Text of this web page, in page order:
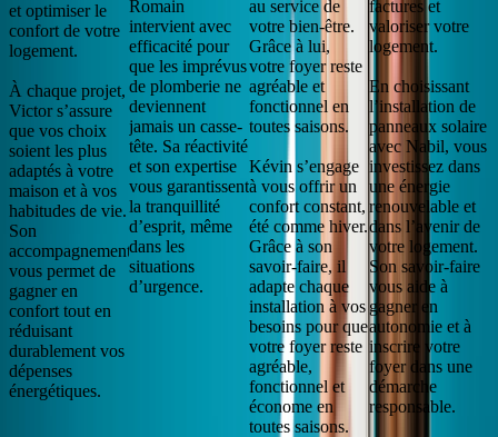
et optimiser le
confort de votre
logement.
À chaque projet,
Victor s’assure
que vos choix
soient les plus
adaptés à votre
maison et à vos
habitudes de vie.
Son
accompagnement
vous permet de
gagner en
confort tout en
réduisant
durablement vos
dépenses
énergétiques.
Romain
intervient avec
efficacité pour
que les imprévus
de plomberie ne
deviennent
jamais un casse-
tête. Sa réactivité
et son expertise
vous garantissent
la tranquillité
d’esprit, même
dans les
situations
d’urgence.
au service de
votre bien-être.
Grâce à lui,
votre foyer reste
agréable et
fonctionnel en
toutes saisons.
Kévin s’engage
à vous offrir un
confort constant,
été comme hiver.
Grâce à son
savoir-faire, il
adapte chaque
installation à vos
besoins pour que
votre foyer reste
agréable,
fonctionnel et
économe en
toutes saisons.
factures et
valoriser votre
logement.
En choisissant
l’installation de
panneaux solaire
avec Nabil, vous
investissez dans
une énergie
renouvelable et
dans l’avenir de
votre logement.
Son savoir-faire
vous aide à
gagner en
autonomie et à
inscrire votre
foyer dans une
démarche
responsable.